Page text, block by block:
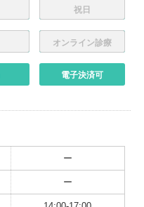
祝日
オンライン診療
電子決済可
ー
ー